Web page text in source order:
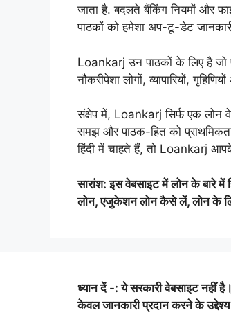
जाता है. बदलते बैंकिंग नियमों और
पाठकों को हमेशा अप-टू-डेट
Loankarj उन पाठकों के लिए है जो
नौकरीपेशा लोगों, व्यापारियों,
संक्षेप में, Loankarj सिर्फ एक लोन
समझ और पाठक-हित को
हिंदी में चाहते हैं, तो Loankarj
सारांश: इस वेबसाइट में लोन के बारे में
लोन, एजुकेशन लोन कैसे लें, लोन के
ध्यान दें -: ये सरकारी वेबसाइट नहीं
केवल जानकारी प्रदान करने के उद्देश्य